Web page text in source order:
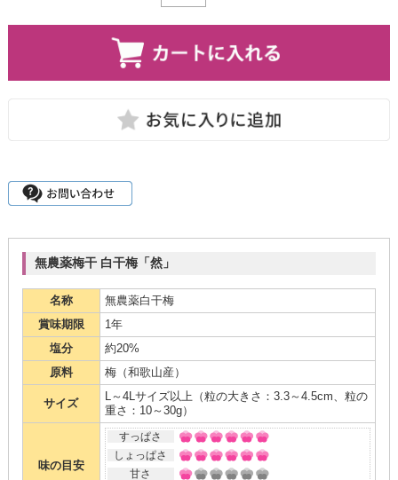
無農薬梅干 白干梅「然」
名称
無農薬白干梅
賞味期限
1年
塩分
約20%
原料
梅（和歌山産）
サイズ
L～4Lサイズ以上（粒の大きさ：3.3～4.5cm、粒の
重さ：10～30g）
味の目安
すっぱさ
しょっぱさ
甘さ